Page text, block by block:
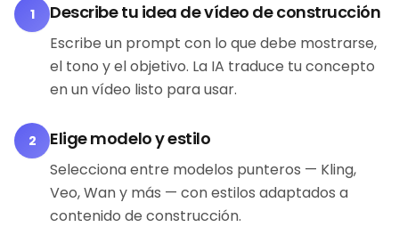
1 Describe tu idea de vídeo de construcción
Escribe un prompt con lo que debe mostrarse,
el tono y el objetivo. La IA traduce tu concepto
en un vídeo listo para usar.
2 Elige modelo y estilo
Selecciona entre modelos punteros — Kling,
Veo, Wan y más — con estilos adaptados a
contenido de construcción.